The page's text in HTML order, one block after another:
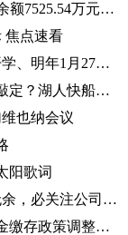
农业ETF：融资净买入108.74万元，融资余额7525.54万元（06-28）
焦点速看
海南中小学新校历来啦！下学期9月1日开学、明年1月27日放寒假|观焦点
【全球新要闻】期待！5大自由球员下家敲定？湖人快船或签全明星后卫
也纳会议
阳歌词
中成药大洗牌在即！首批集采降幅一览无余，必关注公司火线全揭秘，投资风险哪里藏？
当前快看：上限23948元！柳州住房公积金缴存政策调整，7月起执行